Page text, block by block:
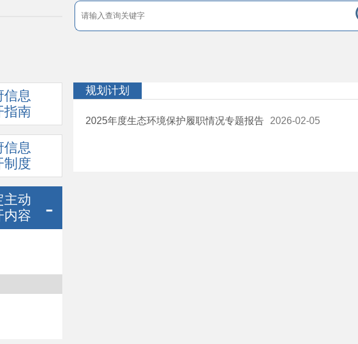
信息
指南
信息
制度
主动
内容
规划计划
2025年度生态环境保护履职情况专题报告 2026-02-05